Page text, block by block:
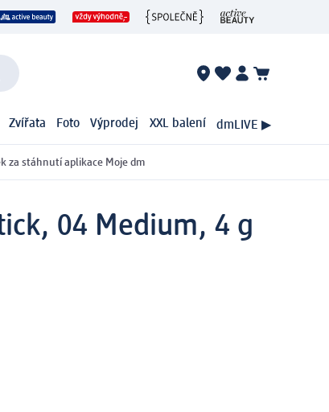
Zvířata Foto Výprodej XXL balení dmLIVE ▶
za stáhnutí aplikace Moje dm
04 Medium, 4 g